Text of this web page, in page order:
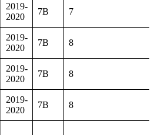
2019-
2020
7B 7
2019-
2020
7B 8
2019-
2020
7B 8
2019-
2020
7B 8